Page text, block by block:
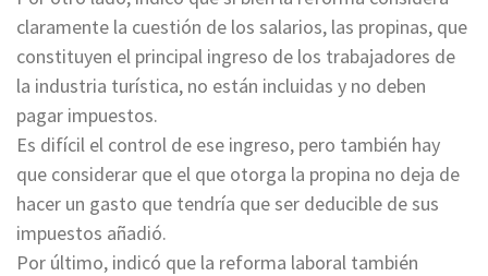
claramente la cuestión de los salarios, las propinas, que
constituyen el principal ingreso de los trabajadores de
la industria turística, no están incluidas y no deben
pagar impuestos.
Es difícil el control de ese ingreso, pero también hay
que considerar que el que otorga la propina no deja de
hacer un gasto que tendría que ser deducible de sus
impuestos añadió.
Por último, indicó que la reforma laboral también